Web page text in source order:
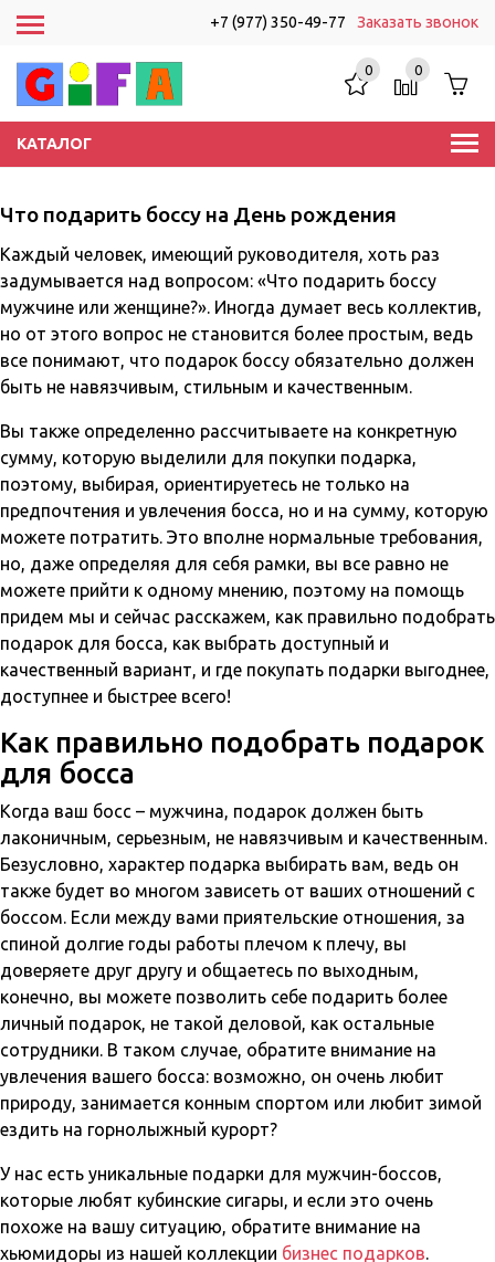
+7 (977) 350-49-77 Заказать звонок
КАТАЛОГ
0 0
Что подарить боссу на День рождения
Каждый человек, имеющий руководителя, хоть раз
задумывается над вопросом: «Что подарить боссу
мужчине или женщине?». Иногда думает весь коллектив,
но от этого вопрос не становится более простым, ведь
все понимают, что подарок боссу обязательно должен
быть не навязчивым, стильным и качественным.
Вы также определенно рассчитываете на конкретную
сумму, которую выделили для покупки подарка,
поэтому, выбирая, ориентируетесь не только на
предпочтения и увлечения босса, но и на сумму, которую
можете потратить. Это вполне нормальные требования,
но, даже определяя для себя рамки, вы все равно не
можете прийти к одному мнению, поэтому на помощь
придем мы и сейчас расскажем, как правильно подобрать
подарок для босса, как выбрать доступный и
качественный вариант, и где покупать подарки выгоднее,
доступнее и быстрее всего!
Как правильно подобрать подарок
для босса
Когда ваш босс – мужчина, подарок должен быть
лаконичным, серьезным, не навязчивым и качественным.
Безусловно, характер подарка выбирать вам, ведь он
также будет во многом зависеть от ваших отношений с
боссом. Если между вами приятельские отношения, за
спиной долгие годы работы плечом к плечу, вы
доверяете друг другу и общаетесь по выходным,
конечно, вы можете позволить себе подарить более
личный подарок, не такой деловой, как остальные
сотрудники. В таком случае, обратите внимание на
увлечения вашего босса: возможно, он очень любит
природу, занимается конным спортом или любит зимой
ездить на горнолыжный курорт?
У нас есть уникальные подарки для мужчин-боссов,
которые любят кубинские сигары, и если это очень
похоже на вашу ситуацию, обратите внимание на
хьюмидоры из нашей коллекции бизнес подарков.